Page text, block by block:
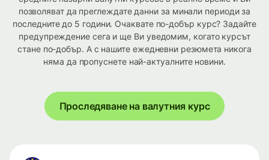
позволяват да преглеждате данни за минали периоди за
последните до 5 години. Очаквате по-добър курс? Задайте
предупреждение сега и ще Ви уведомим, когато курсът
стане по-добър. А с нашите ежедневни резюмета никога
няма да пропуснете най-актуалните новини.
Проследяване на валутния курс